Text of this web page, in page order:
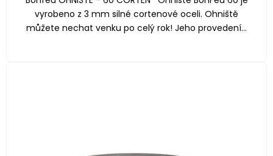
vyrobeno z 3 mm silné cortenové oceli. Ohniště
můžete nechat venku po celý rok! Jeho provedení...